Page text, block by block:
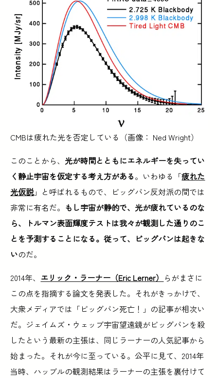
CMBは疲れた光を否定している（画像： Ned Wright）
このことから、 光が時間とともにエネルギーを失ってい
く静止宇宙を仮定する考え方がある。いわゆる「疲れた
光仮説」と呼ばれるもので、ビッグバン反対派の間では
非常に有名だ。 もし宇宙が静的で、光が疲れているのな
ら、トルマン表面輝度テストは我々が観測した通りのこ
とを予測することになる。従って、ビッグバンは起きな
いのだ。
2014年、 エリック・ラーナー（Eric Lerner） らがまさに
この点を指摘する論文を発表した。それがきっかけで、
大衆メディアでは「ビッグバン死亡！」の記事が相次い
だ。ジェイムズ・ウェッブ宇宙望遠鏡がビッグバンを殺
したという最新の主張は、同じラーナーの人気記事から
始まった。それが今に至っている。公平に見て、2014年
当時、ハッブルの観測結果はラーナーの主張を裏付けて